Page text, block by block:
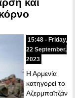
15:48 - Friday,
22 September,
2023
Η Αρμενία
κατηγορεί το
Αζερμπαϊτζάν